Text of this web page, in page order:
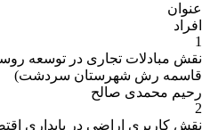
عنوان
افراد
1
نقش مبادلات تجاری در توسعه
قاسمه رش شهرستان سردشت)
رحیم محمدی صالح
2
نقش کاربری اراضی در پایداری